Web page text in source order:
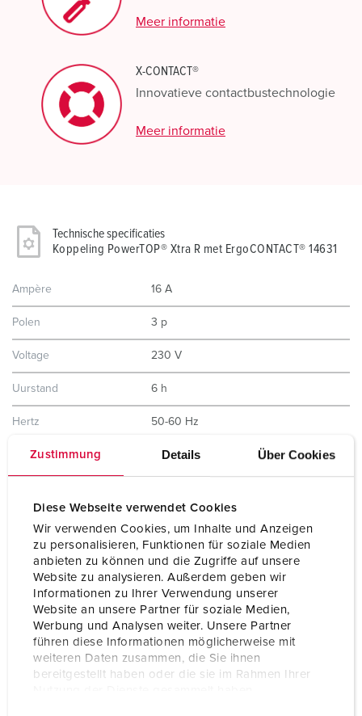
Zustimmung Details Über Cookies
Diese Webseite verwendet Cookies
Wir verwenden Cookies, um Inhalte und Anzeigen
zu personalisieren, Funktionen für soziale Medien
anbieten zu können und die Zugriffe auf unsere
Website zu analysieren. Außerdem geben wir
Informationen zu Ihrer Verwendung unserer
Website an unsere Partner für soziale Medien,
Werbung und Analysen weiter. Unsere Partner
führen diese Informationen möglicherweise mit
weiteren Daten zusammen, die Sie ihnen
bereitgestellt haben oder die sie im Rahmen Ihrer
Meer informatie
X-CONTACT®
Innovatieve contactbustechnologie
Meer informatie
Technische specificaties
Koppeling PowerTOP® Xtra R met ErgoCONTACT® 14631
Ampère 16 A
Polen 3 p
Voltage 230 V
Uurstand 6 h
Hertz 50-60 Hz
Aansluittechniek schroefklemmen ErgoCONTACT®
hittebestendig binnenwerk
Beschermingsgraad IP67 / IP69
Gewicht 240 g
Certificeringen
CB Zertifikat
VDE
CQC